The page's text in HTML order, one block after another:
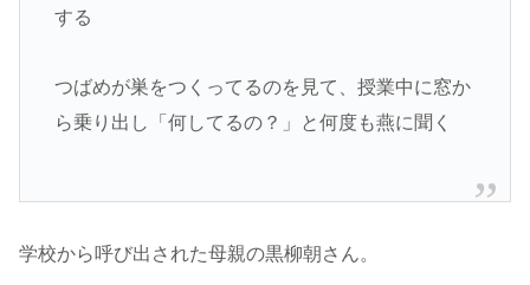
する
つばめが巣をつくってるのを見て、授業中に窓か
ら乗り出し「何してるの？」と何度も燕に聞く
学校から呼び出された母親の黒柳朝さん。